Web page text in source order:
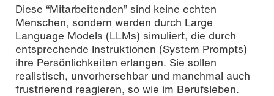
Diese “Mitarbeitenden” sind keine echten
Menschen, sondern werden durch Large
Language Models (LLMs) simuliert, die durch
entsprechende Instruktionen (System Prompts)
ihre Persönlichkeiten erlangen. Sie sollen
realistisch, unvorhersehbar und manchmal auch
frustrierend reagieren, so wie im Berufsleben.